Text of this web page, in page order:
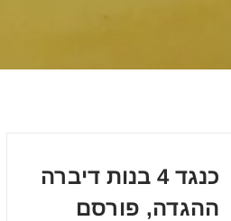
כנגד 4 בנות דיברה
ההגדה, פורסם